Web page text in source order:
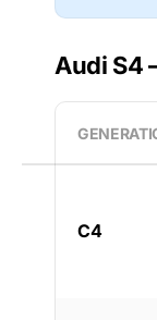
Audi S4
C4